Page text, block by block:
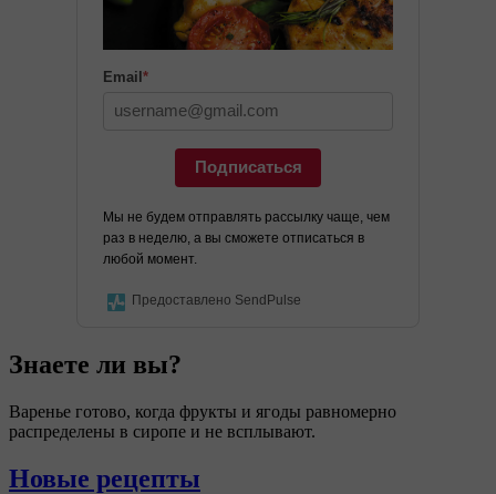
Email *
Подписаться
Мы не будем отправлять рассылку чаще, чем
раз в неделю, а вы сможете отписаться в
любой момент.
Предоставлено SendPulse
Знаете ли вы?
Варенье готово, когда фрукты и ягоды равномерно
распределены в сиропе и не всплывают.
Новые рецепты